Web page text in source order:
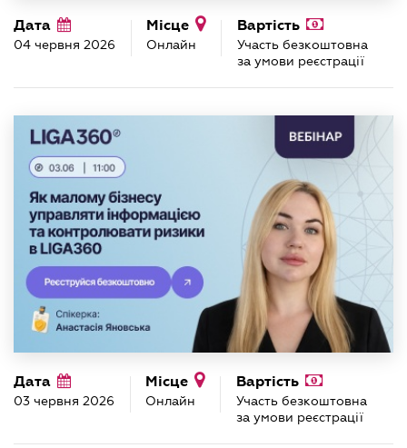
Дата
04 червня 2026
Місце
Онлайн
Вартість
Участь безкоштовна
за умови реєстрації
Дата
03 червня 2026
Місце
Онлайн
Вартість
Участь безкоштовна
за умови реєстрації